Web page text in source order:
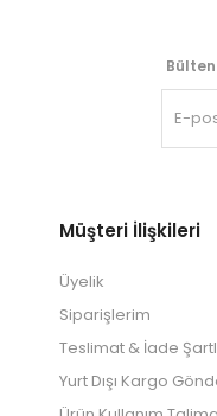
Müşteri İlişkileri
Üyelik
Siparişlerim
Teslimat & İade
Yurt Dışı Kargo